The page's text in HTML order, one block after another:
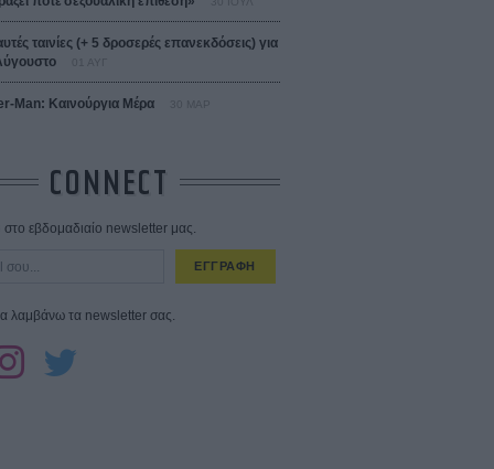
ταινίες (+ 5 δροσερές επανεκδόσεις) για
Man: Καινούργια Μέρα 30 ΜΑΡ
CONNECT
εβδομαδιαίο newsletter μας.
ΕΓΓΡΑΦΗ
λαμβάνω τα newsletter σας.